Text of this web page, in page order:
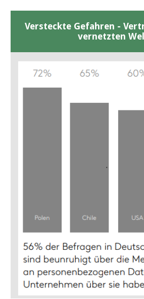
Versteckte Gefahren -
vernetzten